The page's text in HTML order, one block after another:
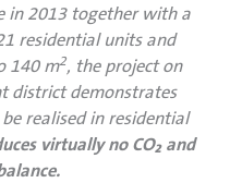
in 2013 together with a
residential units and
140 m2, the project on
district demonstrates
realised in residential
virtually no CO₂ and